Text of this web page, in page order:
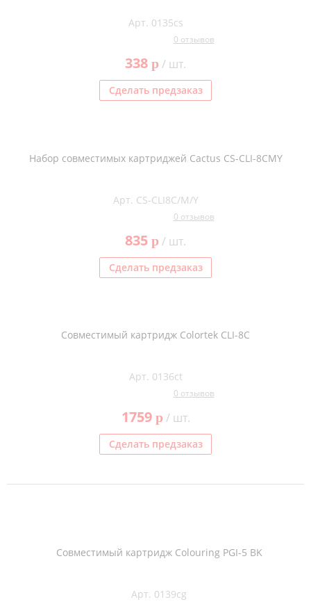
Арт. 0135cs
0 отзывов
338 p/ шт.
Сделать предзаказ
Набор совместимых картриджей Cactus CS-CLI-8CMY
Арт. CS-CLI8C/M/Y
0 отзывов
835 p/ шт.
Сделать предзаказ
Совместимый картридж Colortek CLI-8C
Арт. 0136ct
0 отзывов
1759 p/ шт.
Сделать предзаказ
Совместимый картридж Colouring PGI-5 BK
Арт. 0139cg